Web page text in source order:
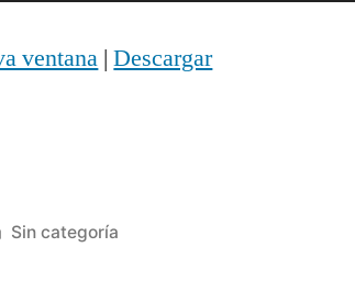
ventana |Descargar
Publicada
Sin categoría